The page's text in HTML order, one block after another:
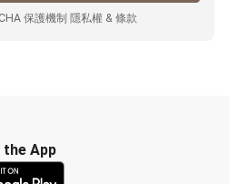
保護機制 隱私權 & 條款
App